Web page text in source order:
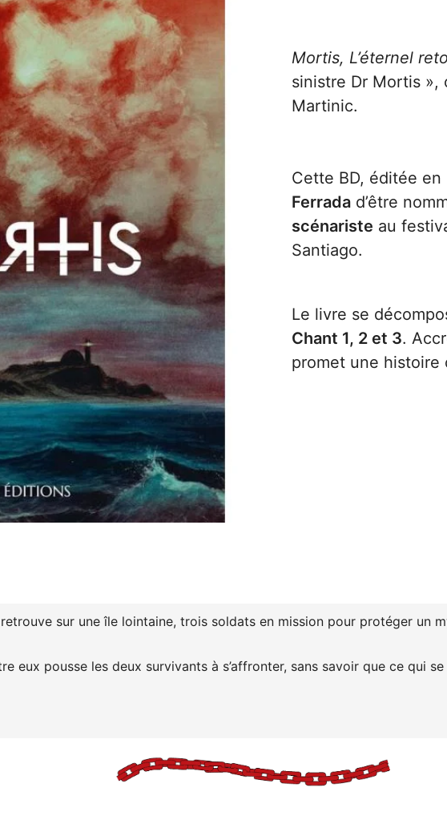
Mortis, L’éternel
sinistre Dr Mortis »,
Martinic.
Cette BD, éditée en
Ferrada d’être
scénariste au
Santiago.
Le livre se
Chant 1, 2 et 3.
promet une histoire
sur une île lointaine, trois soldats en mission pour protéger un
eux pousse les deux survivants à s’affronter, sans savoir que ce qui